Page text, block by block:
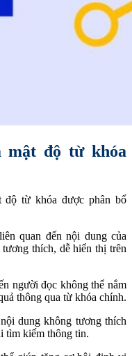
mật độ từ khóa
độ từ khóa được phân bổ
quan đến nội dung của
thích, dễ hiển thị trên
người đọc không thể nắm
thông qua từ khóa chính.
dung không tương thích
tìm kiếm thông tin.